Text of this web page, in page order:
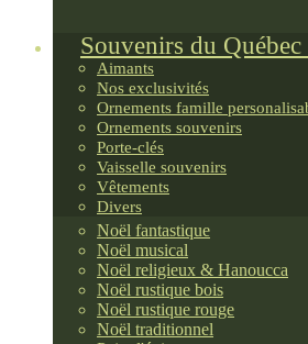
Souvenirs du Québec
Aimants
Nos exclusivités
Ornements famille
Ornements souvenirs
Porte-clés
Vaisselle souvenirs
Vêtements
Divers
Noël fantastique
Noël musical
Noël religieux & Hanoucca
Noël rustique bois
Noël rustique rouge
Noël traditionnel